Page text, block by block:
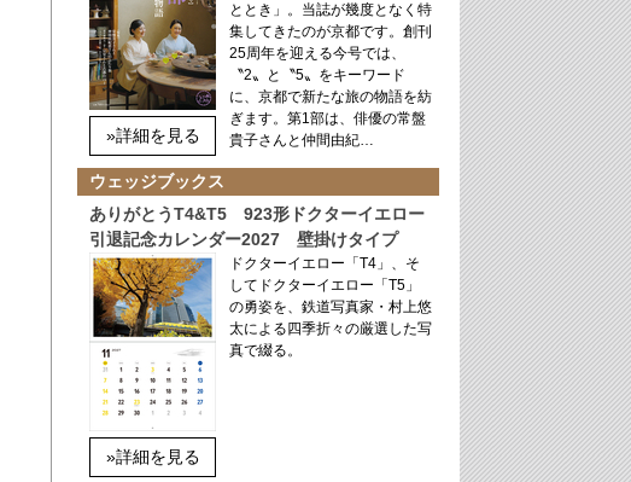
»詳細を見る
ととき」。当誌が幾度となく特
集してきたのが京都です。創刊
25周年を迎える今号では、
〝2〟と〝5〟をキーワード
に、京都で新たな旅の物語を紡
ぎます。第1部は、俳優の常盤
貴子さんと仲間由紀…
ウェッジブックス
ありがとうT4&T5 923形ドクターイエロー
引退記念カレンダー2027 壁掛けタイプ
»詳細を見る
ドクターイエロー「T4」、そ
してドクターイエロー「T5」
の勇姿を、鉄道写真家・村上悠
太による四季折々の厳選した写
真で綴る。